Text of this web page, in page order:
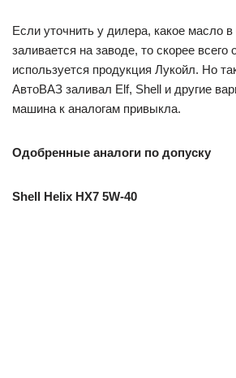
Если уточнить у дилера, какое масло
заливается на заводе, то скорее всего
используется продукция Лукойл. Но
АвтоВАЗ заливал Elf, Shell и другие
машина к аналогам привыкла.
Одобренные аналоги по допуску
Shell Helix HX7 5W-40